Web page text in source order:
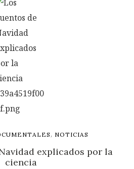
, NOTICIAS
explicados por la
ciencia